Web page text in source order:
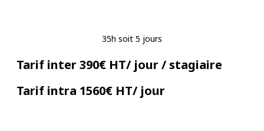
35h soit 5 jours
Tarif inter 390€ HT/ jour / stagiaire
Tarif intra 1560€ HT/ jour